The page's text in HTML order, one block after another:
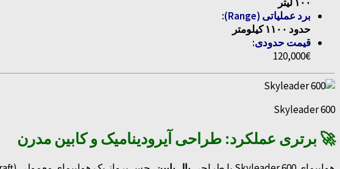
برد عملیاتی (Range):
حدود ۱۱۰۰ کیلومتر
قیمت حدودی:
120,000€
Skyleader 600
🚀 برتری عملکرد: طراحی آیرودینامیک و کابین مدرن